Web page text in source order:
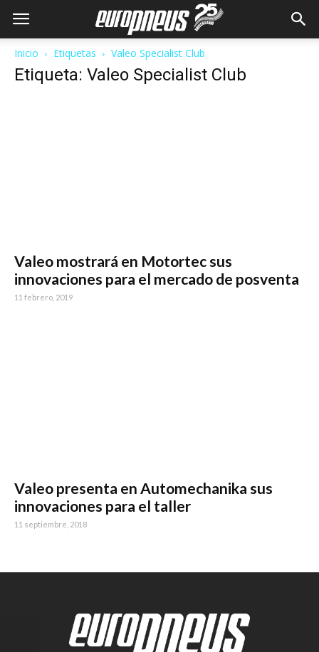
Inicio Etiquetas Valeo Specialist Club
Etiqueta: Valeo Specialist Club
Valeo mostrará en Motortec sus
innovaciones para el mercado de posventa
11 febrero, 2019
Valeo presenta en Automechanika sus
innovaciones para el taller
11 septiembre, 2018